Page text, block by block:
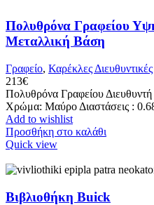
Πολυθρόνα Γραφείου
Μεταλλική Βάση
Γραφείο, Καρέκλες
213€
Πολυθρόνα Γραφείου
Χρώμα: Μαύρο Διαστάσεις :
Add to wishlist
Προσθήκη στο καλάθι
Quick view
Βιβλιοθήκη Buick